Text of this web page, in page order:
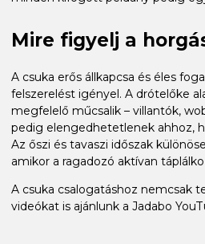
Mire figyelj a
A csuka erős állkapcsa és éles
felszerelést igényel. A drótelőke
megfelelő műcsalik – villantók,
pedig elengedhetetlenek ahhoz,
Az őszi és tavaszi időszak
amikor a ragadozó aktívan
A csuka csalogatáshoz nemcsak
videókat is ajánlunk a Jadabo